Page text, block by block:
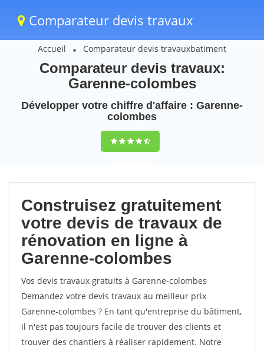
Comparateur devis travaux
Accueil Comparateur devis travauxbatiment
Comparateur devis travaux:
Garenne-colombes
Développer votre chiffre d'affaire : Garenne-
colombes
9,5(100%)89
votes
Construisez gratuitement
votre devis de travaux de
rénovation en ligne à
Garenne-colombes
Vos devis travaux gratuits à Garenne-colombes
Demandez votre devis travaux au meilleur prix
Garenne-colombes ? En tant qu'entreprise du bâtiment,
il n'est pas toujours facile de trouver des clients et
trouver des chantiers à réaliser rapidement. Notre